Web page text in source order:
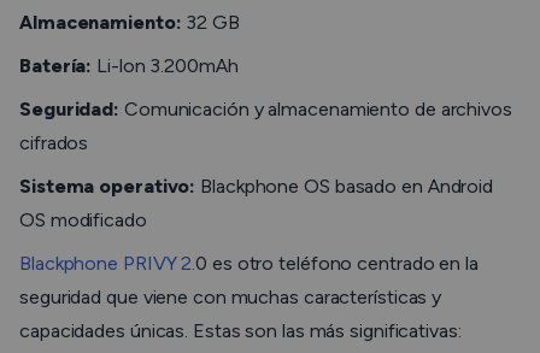
Almacenamiento: 32 GB
Batería: Li-lon 3.200mAh
Seguridad: Comunicación y almacenamiento de archivos
cifrados
Sistema operativo: Blackphone OS basado en Android
OS modificado
Blackphone PRIVY 2.0 es otro teléfono centrado en la
seguridad que viene con muchas características y
capacidades únicas. Estas son las más significativas: